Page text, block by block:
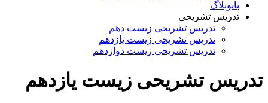
بایوبلاگ
تدریس تشریحی
تدریس تشریحی زیست دهم
تدریس تشریحی زیست یازدهم
تدریس تشریحی زیست دوازدهم
تدریس تشریحی زیست یازدهم